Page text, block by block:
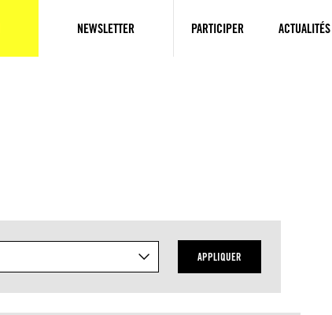
NEWSLETTER PARTICIPER ACTUALITÉS
APPLIQUER